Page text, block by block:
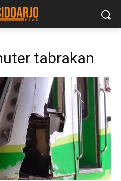
tabrakan